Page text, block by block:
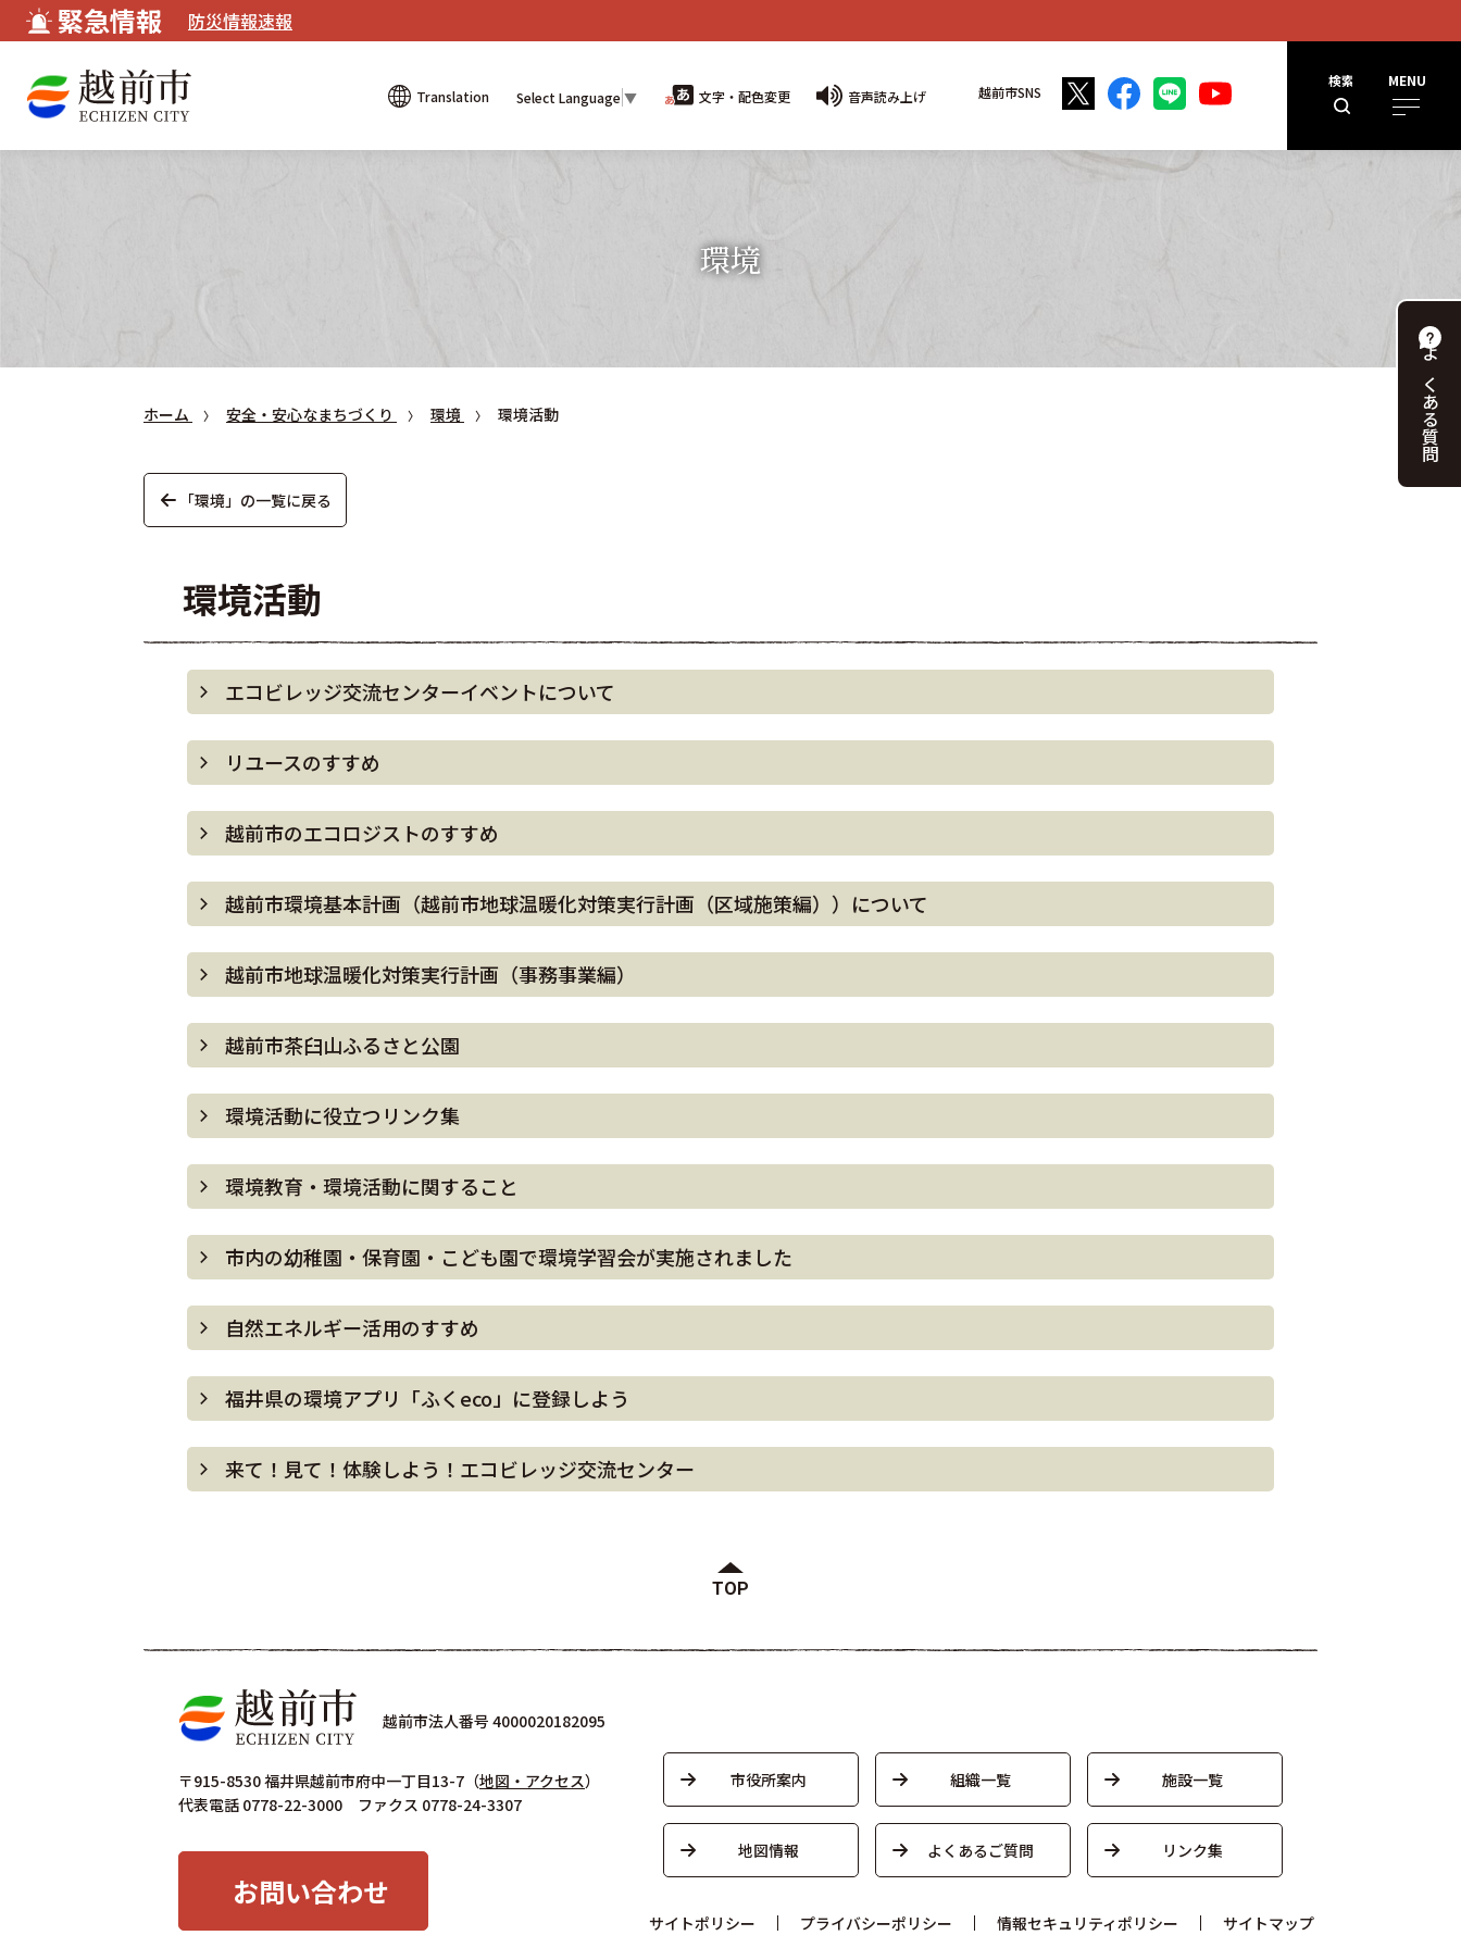
緊急情報 防災情報速報
検索
MENU
Translation
Select Language▼ 文字・配色変更 音声読み上げ 越前市SNS
よくある
質問
環境
ホーム 安全・安心なまちづくり 環境 環境活動
「環境」の一覧に戻る
環境活動
エコビレッジ交流センターイベントについて
リユースのすすめ
越前市のエコロジストのすすめ
越前市環境基本計画（越前市地球温暖化対策実行計画（区域施策編））について
越前市地球温暖化対策実行計画（事務事業編）
越前市茶臼山ふるさと公園
環境活動に役立つリンク集
環境教育・環境活動に関すること
市内の幼稚園・保育園・こども園で環境学習会が実施されました
自然エネルギー活用のすすめ
福井県の環境アプリ「ふくeco」に登録しよう
来て！見て！体験しよう！エコビレッジ交流センター
TOP
越前市法人番号 4000020182095
〒915-8530 福井県越前市府中一丁目13-7 （地図・アクセス）
代表電話 0778-22-3000 ファクス 0778-24-3307
お問い合わせ
市役所案内 組織一覧 施設一覧
地図情報 よくあるご質問 リンク集
サイトポリシー プライバシーポリシー 情報セキュリティポリシー サイトマップ